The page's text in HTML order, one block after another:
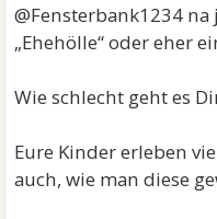
@Fensterbank1234
„Ehehölle“ oder eher
Wie schlecht geht es
Eure Kinder erleben
auch, wie man diese